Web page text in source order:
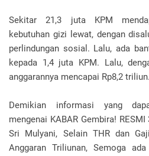
Sekitar 21,3 juta KPM
kebutuhan gizi lewat, dengan
perlindungan sosial. Lalu, ada
kepada 1,4 juta KPM. Lalu,
anggarannya mencapai Rp8,2 triliun.
Demikian informasi yang
mengenai KABAR Gembira!
Sri Mulyani, Selain THR dan
Anggaran Triliunan, Semoga